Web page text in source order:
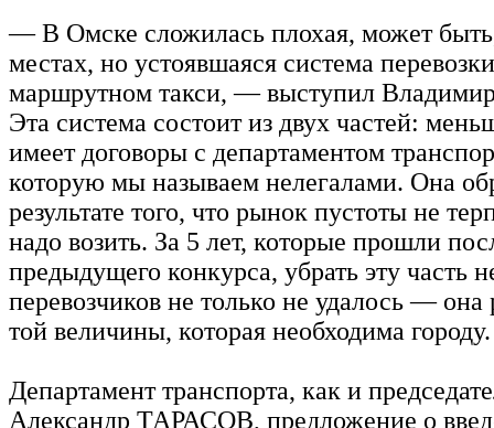
— В Омске сложилась плохая, может
местах, но устоявшаяся система
маршрутном такси, — выступил
Эта система состоит из двух частей:
имеет договоры с департаментом
которую мы называем нелегалами. Она
результате того, что рынок пустоты не
надо возить. За 5 лет, которые прошли
предыдущего конкурса, убрать эту часть
перевозчиков не только не удалось — она
той величины, которая необходима городу.
Департамент транспорта, как и
Александр ТАРАСОВ, предложение о